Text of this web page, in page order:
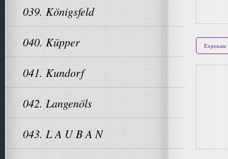
039. Königsfeld
040. Küpper
041. Kundorf
042. Langenöls
043. L A U B A N
Exponate